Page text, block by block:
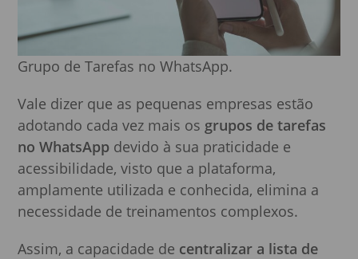
Grupo de Tarefas no WhatsApp.
Vale dizer que as pequenas empresas estão
adotando cada vez mais os grupos de tarefas
no WhatsApp devido à sua praticidade e
acessibilidade, visto que a plataforma,
amplamente utilizada e conhecida, elimina a
necessidade de treinamentos complexos.
Assim, a capacidade de centralizar a lista de